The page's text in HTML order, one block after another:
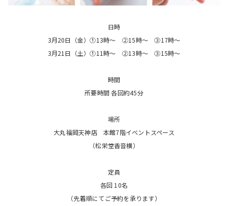
日時
3月20日（金）①13時〜 ②15時〜 ③17時〜
3月21日（土）①11時〜 ②13時〜 ③15時〜
時間
所要時間 各回約45分
場所
大丸福岡天神店 本館7階イベントスペース
（松栄堂香音横）
定員
各回 10名
（先着順にてご予約を承ります）